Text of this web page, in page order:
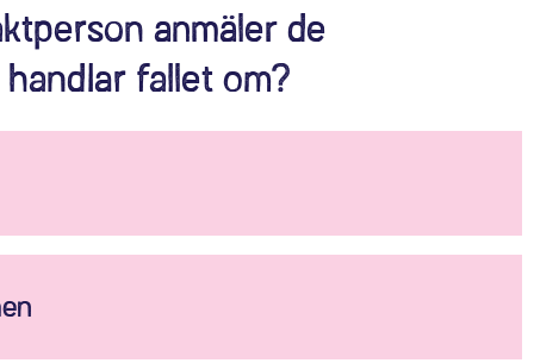
anmäler de
fallet om?